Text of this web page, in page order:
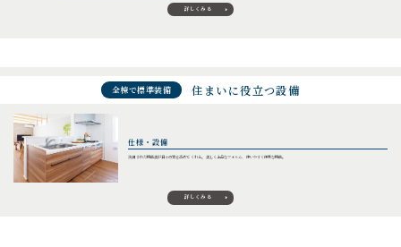
詳しくみる
全棟で標準装備 住まいに役立つ設備
仕様・設備
洗練された機能美が日々の質を高めてくれる。 美しく上品なフォルム、使いやすく便利な機能。
詳しくみる